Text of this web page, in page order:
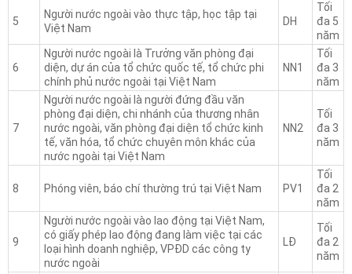
5
Người nước ngoài vào thực tập, học tập tại
Việt Nam
DH
Tối
đa 5
năm
6
Người nước ngoài là Trưởng văn phòng đại
diện, dự án của tổ chức quốc tế, tổ chức phi
chính phủ nước ngoài tại Việt Nam
NN1
Tối
đa 3
năm
7
Người nước ngoài là người đứng đầu văn
phòng đại diện, chi nhánh của thương nhân
nước ngoài, văn phòng đại diện tổ chức kinh
tế, văn hóa, tổ chức chuyên môn khác của
nước ngoài tại Việt Nam
NN2
Tối
đa 3
năm
8 Phóng viên, báo chí thường trú tại Việt Nam PV1
Tối
đa 2
năm
9
Người nước ngoài vào lao động tại Việt Nam,
có giấy phép lao động đang làm việc tại các
loại hình doanh nghiệp, VPĐD các công ty
nước ngoài
LĐ
Tối
đa 2
năm